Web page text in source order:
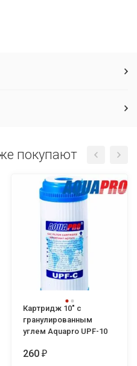
покупают
Картридж 10" с
гранулированным
углем Aquapro UPF-10
260 ₽